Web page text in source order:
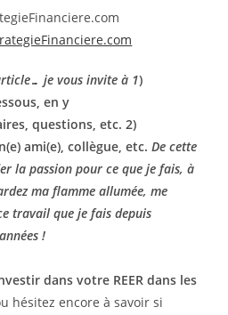
je vous invite à 1)
en y
questions, etc. 2)
ami(e), collègue, etc. De cette
la passion pour ce que je fais, à
ma flamme allumée, me
travail que je fais depuis
!
dans votre REER dans les
hésitez encore à savoir si